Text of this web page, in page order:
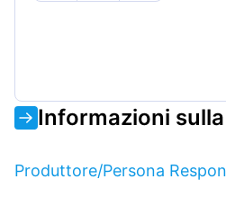
Informazioni
Produttore/Persona